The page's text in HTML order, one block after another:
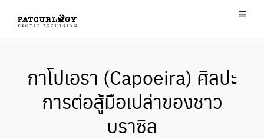
กาโปเอรา (Capoeira) ศิลปะ
การต่อสู้มือเปล่าของชาว
บราซิล